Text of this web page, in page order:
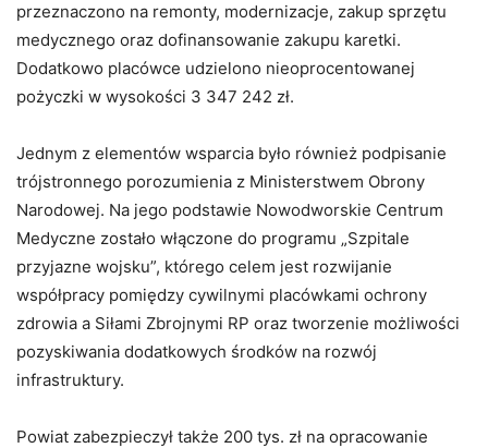
przeznaczono na remonty, modernizacje, zakup sprzętu
medycznego oraz dofinansowanie zakupu karetki.
Dodatkowo placówce udzielono nieoprocentowanej
pożyczki w wysokości 3 347 242 zł.
Jednym z elementów wsparcia było również podpisanie
trójstronnego porozumienia z Ministerstwem Obrony
Narodowej. Na jego podstawie Nowodworskie Centrum
Medyczne zostało włączone do programu „Szpitale
przyjazne wojsku”, którego celem jest rozwijanie
współpracy pomiędzy cywilnymi placówkami ochrony
zdrowia a Siłami Zbrojnymi RP oraz tworzenie możliwości
pozyskiwania dodatkowych środków na rozwój
infrastruktury.
Powiat zabezpieczył także 200 tys. zł na opracowanie